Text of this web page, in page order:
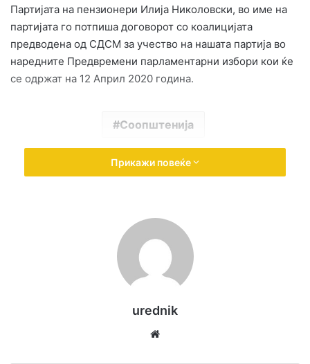
Партијата на пензионери Илија Николовски, во име на
партијата го потпиша договорот со коалицијата
предводена од СДСМ за учество на нашата партија во
наредните Предвремени парламентарни избори кои ќе
се одржат на 12 Април 2020 година.
Соопштенија
Прикажи повеќе
urednik